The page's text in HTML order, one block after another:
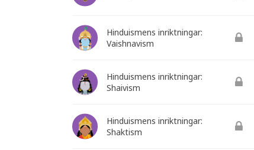
Hinduismens inriktningar:
Vaishnavism
Hinduismens inriktningar:
Shaivism
Hinduismens inriktningar:
Shaktism